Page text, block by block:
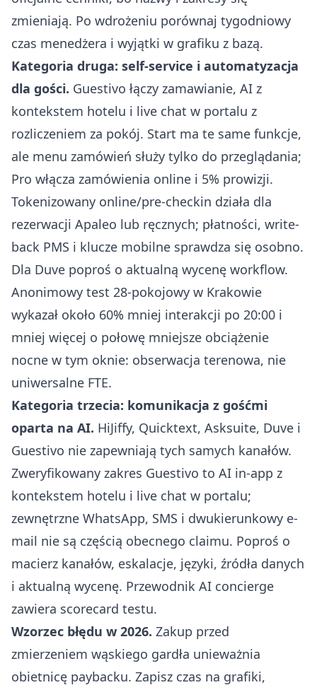
zmieniają. Po wdrożeniu porównaj tygodniowy
czas menedżera i wyjątki w grafiku z bazą.
Kategoria druga: self-service i automatyzacja
dla gości. Guestivo łączy zamawianie, AI z
kontekstem hotelu i live chat w portalu z
rozliczeniem za pokój. Start ma te same funkcje,
ale menu zamówień służy tylko do przeglądania;
Pro włącza zamówienia online i 5% prowizji.
Tokenizowany online/pre-checkin działa dla
rezerwacji Apaleo lub ręcznych; płatności, write-
back PMS i klucze mobilne sprawdza się osobno.
Dla Duve poproś o aktualną wycenę workflow.
Anonimowy test 28-pokojowy w Krakowie
wykazał około 60% mniej interakcji po 20:00 i
mniej więcej o połowę mniejsze obciążenie
nocne w tym oknie: obserwacja terenowa, nie
uniwersalne FTE.
Kategoria trzecia: komunikacja z gośćmi
oparta na AI. HiJiffy, Quicktext, Asksuite, Duve i
Guestivo nie zapewniają tych samych kanałów.
Zweryfikowany zakres Guestivo to AI in-app z
kontekstem hotelu i live chat w portalu;
zewnętrzne WhatsApp, SMS i dwukierunkowy e-
mail nie są częścią obecnego claimu. Poproś o
macierz kanałów, eskalacje, języki, źródła danych
i aktualną wycenę. Przewodnik AI concierge
zawiera scorecard testu.
Wzorzec błędu w 2026. Zakup przed
zmierzeniem wąskiego gardła unieważnia
obietnicę paybacku. Zapisz czas na grafiki,